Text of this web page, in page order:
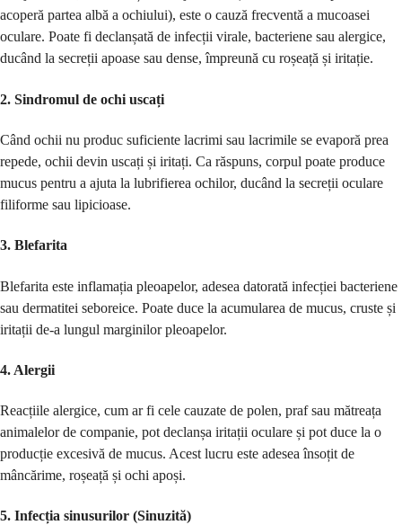
acoperă partea albă a ochiului), este o cauză frecventă a mucoasei
oculare. Poate fi declanșată de infecții virale, bacteriene sau alergice,
ducând la secreții apoase sau dense, împreună cu roșeață și iritație.
2. Sindromul de ochi uscați
Când ochii nu produc suficiente lacrimi sau lacrimile se evaporă prea
repede, ochii devin uscați și iritați. Ca răspuns, corpul poate produce
mucus pentru a ajuta la lubrifierea ochilor, ducând la secreții oculare
filiforme sau lipicioase.
3. Blefarita
Blefarita este inflamația pleoapelor, adesea datorată infecției bacteriene
sau dermatitei seboreice. Poate duce la acumularea de mucus, cruste și
iritații de-a lungul marginilor pleoapelor.
4. Alergii
Reacțiile alergice, cum ar fi cele cauzate de polen, praf sau mătreața
animalelor de companie, pot declanșa iritații oculare și pot duce la o
producție excesivă de mucus. Acest lucru este adesea însoțit de
mâncărime, roșeață și ochi apoși.
5. Infecția sinusurilor (Sinuzită)